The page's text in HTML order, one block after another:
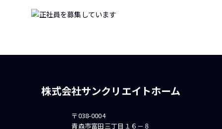
株式会社サンクリエイトホーム
〒038-0004
青森市富田三丁目１６－８